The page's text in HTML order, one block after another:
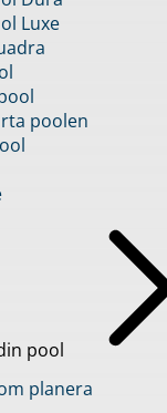
Luxe
poolen
pool
planera